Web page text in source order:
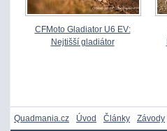
CFMoto Gladiator U6 EV:
Nejtišší gladiátor
Quadmania.cz Úvod Články Závody